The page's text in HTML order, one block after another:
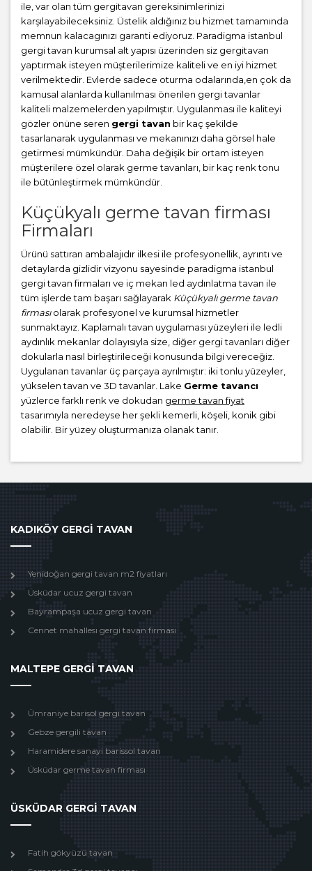
ile, var olan tüm gergitavan gereksinimlerinizi
karşılayabileceksiniz. Üstelik aldığınız bu hizmet tamamında
memnun kalacagınızı garanti ediyoruz. Paradigma istanbul
gergi tavan kurumsal alt yapısı üzerinden siz gergitavan
yaptırmak isteyen müşterilerimize kaliteli ve en iyi hizmet
verilmektedir. Evlerde sadece oturma odalarında,en çok da
kamusal alanlarda kullanılması önerilen gergi tavanlar
kaliteli malzemelerden yapılmıştır. Uygulanması ile kaliteyi
gözler önüne seren gergi tavan bir kaç şekilde
tasarlanarak uygulanması ve mekanınızı daha görsel hale
getirmesi mümkündür. Daha değişik bir ortam isteyen
müşterilere özel olarak germe tavanları, bir kaç renk tonu
ile bütünleştirmek mümkündür.
Küçükyalı germe tavan firması
Firmaları
Ürünü sattıran ambalajıdır ilkesi ile profesyonellik, ayrıntı ve
detaylarda gizlidir vizyonu sayesinde paradigma istanbul
gergi tavan firmaları ve iç mekan led aydınlatma tavan ile
tüm işlerde tam başarı sağlayarak Küçükyalı germe tavan
firmasıolarak profesyonel ve kurumsal hizmetler
sunmaktayız. Kaplamalı tavan uygulaması yüzeyleri ile ledli
aydınlık mekanlar dolayısıyla size, diğer gergi tavanları diğer
dokularla nasıl birleştirileceği konusunda bilgi vereceğiz.
Uygulanan tavanlar üç parçaya ayrılmıştır: iki tonlu yüzeyler,
yükselen tavan ve 3D tavanlar. Lake Germe tavancı
yüzlerce farklı renk ve dokudan germe tavan fiyat
tasarımıyla neredeyse her şekli kemerli, köşeli, konik gibi
olabilir. Bir yüzey oluşturmanıza olanak tanır.
KADIKÖY GERGİ TAVAN
Yenidoğan gergi tavan m2 fiyatları
Üsküdar ucuz gergi tavan
Bayrampaşa ucuz gergi tavan
Cennet mahallesı gergi tavan firması
MALTEPE GERGİ TAVAN
Ümraniye barisol gergi tavan
Gebze gergili tavan
Haramidere sanayi barissol tavan
Üsküdar germe tavan firması
ÜSKÜDAR GERGİ TAVAN
Fatih gökyüzü tavan